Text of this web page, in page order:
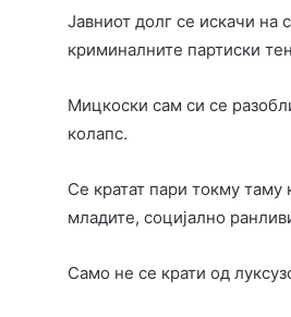
Јавниот долг се искачи на
криминалните партиски
Мицкоски сам си се
колапс.
Се кратат пари токму таму
младите, социјално
Само не се крати од